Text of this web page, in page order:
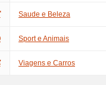
Saude e Beleza
Sport e Animais
Viagens e Carros